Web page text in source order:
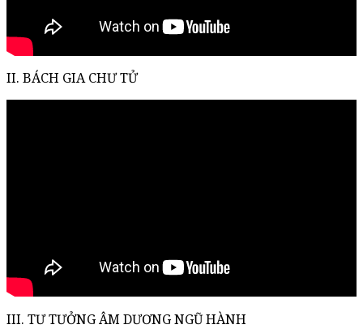
II. BÁCH GIA CHƯ TỬ
III. TƯ TƯỞNG ÂM DƯƠNG NGŨ HÀNH